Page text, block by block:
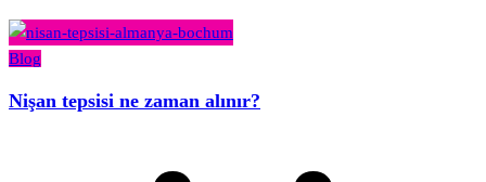
Blog
Nişan tepsisi ne zaman alınır?